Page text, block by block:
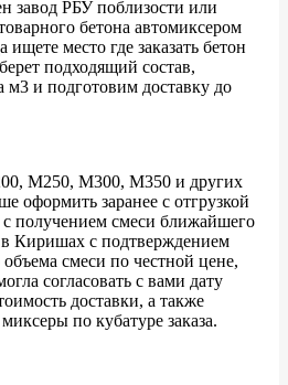
завод РБУ поблизости или
бетона автомиксером
место где заказать бетон
подходящий состав,
м3 и подготовим доставку до
М250, М300, М350 и других
оформить заранее с отгрузкой
с получением смеси ближайшего
Киришах с подтверждением
объема смеси по честной цене,
согласовать с вами дату
доставки, а также
по кубатуре заказа.